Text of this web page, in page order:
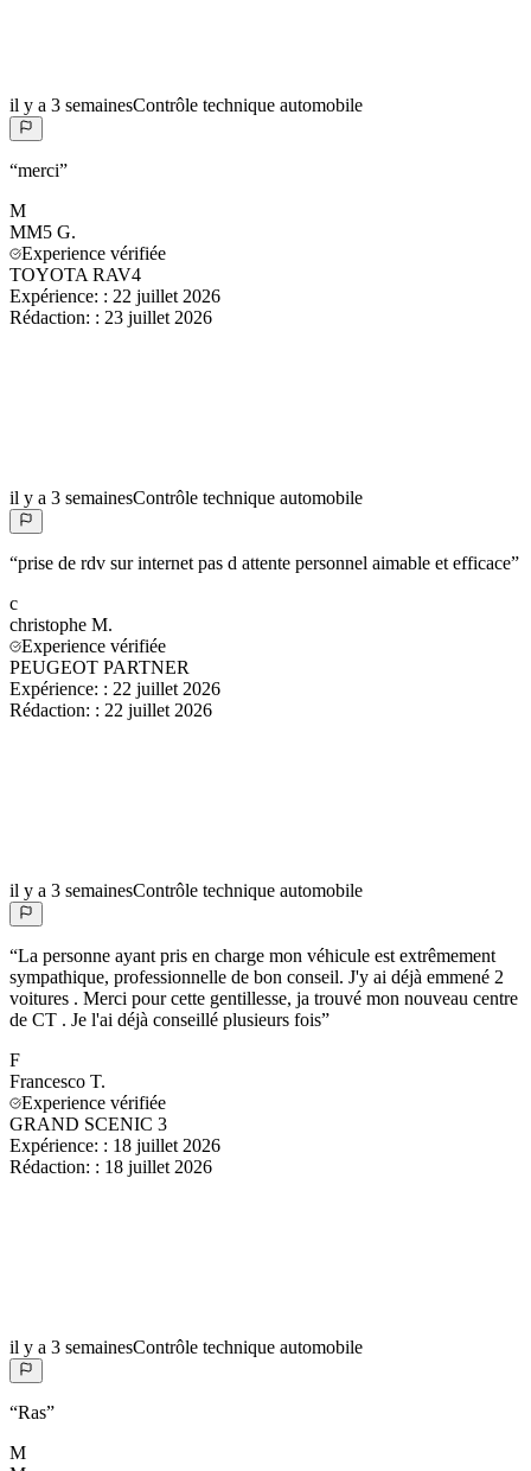
il y a 3 semainesContrôle technique automobile
“merci”
M
MM5 G.
Experience vérifiée
TOYOTA RAV4
Expérience: : 22 juillet 2026
Rédaction: : 23 juillet 2026
il y a 3 semainesContrôle technique automobile
“prise de rdv sur internet pas d attente personnel aimable et efficace”
c
christophe M.
Experience vérifiée
PEUGEOT PARTNER
Expérience: : 22 juillet 2026
Rédaction: : 22 juillet 2026
il y a 3 semainesContrôle technique automobile
“La personne ayant pris en charge mon véhicule est extrêmement
sympathique, professionnelle de bon conseil. J'y ai déjà emmené 2
voitures . Merci pour cette gentillesse, ja trouvé mon nouveau centre
de CT . Je l'ai déjà conseillé plusieurs fois”
F
Francesco T.
Experience vérifiée
GRAND SCENIC 3
Expérience: : 18 juillet 2026
Rédaction: : 18 juillet 2026
il y a 3 semainesContrôle technique automobile
“Ras”
M